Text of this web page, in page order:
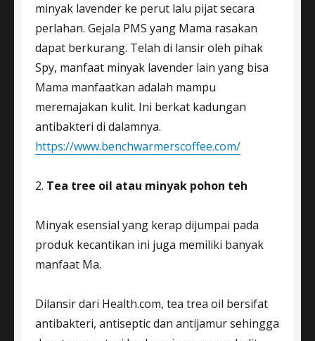
minyak lavender ke perut lalu pijat secara
perlahan. Gejala PMS yang Mama rasakan
dapat berkurang. Telah di lansir oleh pihak
Spy, manfaat minyak lavender lain yang bisa
Mama manfaatkan adalah mampu
meremajakan kulit. Ini berkat kadungan
antibakteri di dalamnya.
https://www.benchwarmerscoffee.com/
2. Tea tree oil atau minyak pohon teh
Minyak esensial yang kerap dijumpai pada
produk kecantikan ini juga memiliki banyak
manfaat Ma.
Dilansir dari Health.com, tea trea oil bersifat
antibakteri, antiseptic dan antijamur sehingga